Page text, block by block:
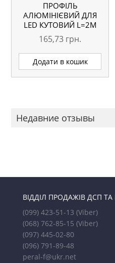
ПРОФІЛЬ
АЛЮМІНІЄВИЙ ДЛЯ
LED КУТОВИЙ L=2М
165,73 грн.
Додати в кошик
Недавние отзывы
ВІДДІЛ ПРОДАЖІВ ДСП
(099) 423-51-13 (Viber)
(068) 762-85-15 (Viber)
(097) 445-02-80
(096) 791-89-48
peral-f@ukr.net